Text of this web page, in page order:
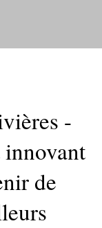
-
de